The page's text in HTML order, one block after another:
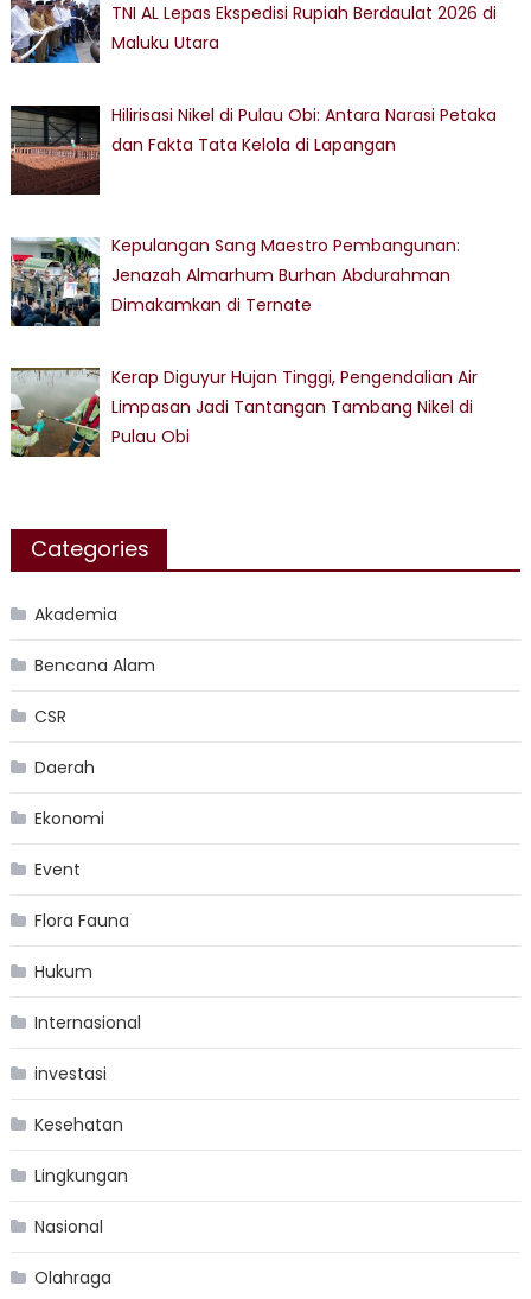
TNI AL Lepas Ekspedisi Rupiah Berdaulat 2026 di
Maluku Utara
Hilirisasi Nikel di Pulau Obi: Antara Narasi Petaka
dan Fakta Tata Kelola di Lapangan
Kepulangan Sang Maestro Pembangunan:
Jenazah Almarhum Burhan Abdurahman
Dimakamkan di Ternate
Kerap Diguyur Hujan Tinggi, Pengendalian Air
Limpasan Jadi Tantangan Tambang Nikel di
Pulau Obi
Categories
Akademia
Bencana Alam
CSR
Daerah
Ekonomi
Event
Flora Fauna
Hukum
Internasional
investasi
Kesehatan
Lingkungan
Nasional
Olahraga